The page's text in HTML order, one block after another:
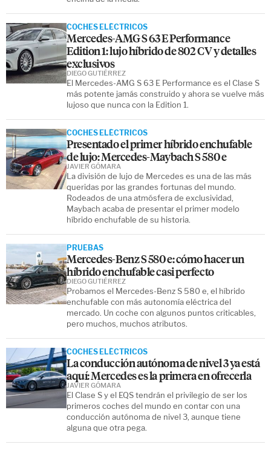
COCHES ELÉCTRICOS
Mercedes-AMG S 63 E Performance
Edition 1: lujo híbrido de 802 CV y detalles
exclusivos
El Mercedes-AMG S 63 E Performance es el Clase S
más potente jamás construido y ahora se vuelve más
lujoso que nunca con la Edition 1.
DIEGO GUTIÉRREZ
COCHES ELÉCTRICOS
Presentado el primer híbrido enchufable
de lujo: Mercedes-Maybach S 580 e
La división de lujo de Mercedes es una de las más
queridas por las grandes fortunas del mundo.
Rodeados de una atmósfera de exclusividad,
Maybach acaba de presentar el primer modelo
híbrido enchufable de su historia.
JAVIER GÓMARA
PRUEBAS
Mercedes-Benz S 580 e: cómo hacer un
híbrido enchufable casi perfecto
Probamos el Mercedes-Benz S 580 e, el híbrido
enchufable con más autonomía eléctrica del
mercado. Un coche con algunos puntos criticables,
pero muchos, muchos atributos.
DIEGO GUTIÉRREZ
COCHES ELÉCTRICOS
La conducción autónoma de nivel 3 ya está
aquí: Mercedes es la primera en ofrecerla
El Clase S y el EQS tendrán el privilegio de ser los
primeros coches del mundo en contar con una
conducción autónoma de nivel 3, aunque tiene
alguna que otra pega.
JAVIER GÓMARA